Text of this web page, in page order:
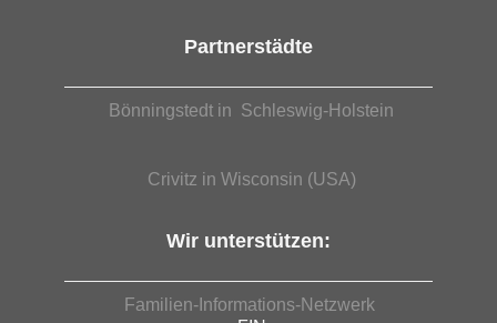
Partnerstädte
Bönningstedt in Schleswig-Holstein
Crivitz in Wisconsin (USA)
Wir unterstützen:
Familien-Informations-Netzwerk